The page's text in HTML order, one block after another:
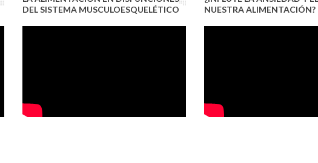
DEL SISTEMA MUSCULOESQUELÉTICO
NUESTRA ALIMENTACIÓN?